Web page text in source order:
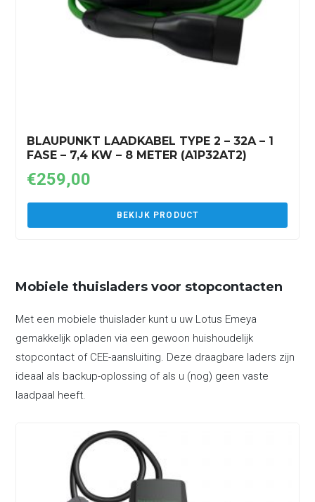
BLAUPUNKT LAADKABEL TYPE 2 – 32A – 1
FASE – 7,4 KW – 8 METER (A1P32AT2)
€259,00
BEKIJK PRODUCT
Mobiele thuisladers voor stopcontacten
Met een mobiele thuislader kunt u uw Lotus Emeya
gemakkelijk opladen via een gewoon huishoudelijk
stopcontact of CEE-aansluiting. Deze draagbare laders zijn
ideaal als backup-oplossing of als u (nog) geen vaste
laadpaal heeft.